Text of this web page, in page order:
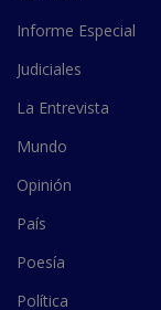
Informe Especial
Judiciales
La Entrevista
Mundo
Opinión
País
Poesía
Política